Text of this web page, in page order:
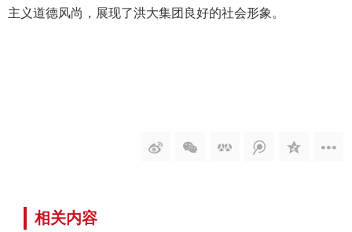
主义道德风尚，展现了洪大集团良好的社会形象。
相关内容